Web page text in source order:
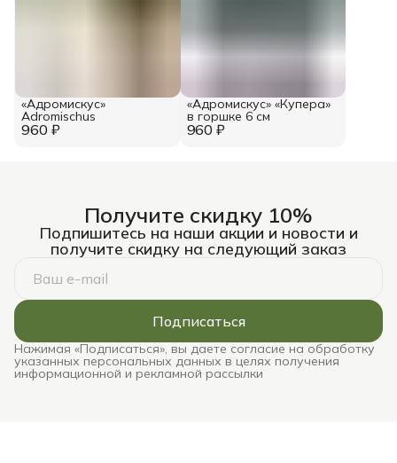
960 ₽
«Адромискус»
Adromischus
960 ₽
«Адромискус» «Купера»
в горшке 6 см
Получите скидку 10%
Подпишитесь на наши акции и новости и
получите скидку на следующий заказ
Подписаться
Нажимая «Подписаться», вы даете согласие на обработку
указанных персональных данных в целях получения
информационной и рекламной рассылки